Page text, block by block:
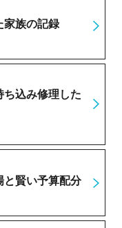
家族の記録
ち込み修理した
と賢い予算配分